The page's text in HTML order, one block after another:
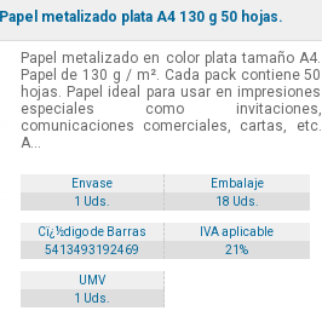
Papel metalizado plata A4 130 g 50 hojas.
Papel metalizado en color plata tamaño A4.
Papel de 130 g / m². Cada pack contiene 50
hojas. Papel ideal para usar en impresiones
especiales como invitaciones,
comunicaciones comerciales, cartas, etc.
A...
Envase
Embalaje
1 Uds.
18 Uds.
Cï¿½digo de Barras
IVA aplicable
5413493192469
21%
UMV
1 Uds.